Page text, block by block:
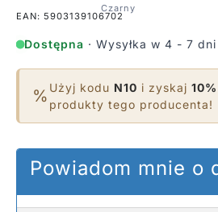
EAN: 5903139106702
Dostępna · Wysyłka w 4 - 7
% Użyj kodu N10 i zyskaj 10%
produkty tego producenta!
Powiadom mnie o